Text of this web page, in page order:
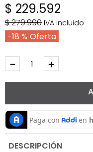
$ 229.592
$279.990 IVA incluido
18 %
＋
－
DESCRIPCIÓN